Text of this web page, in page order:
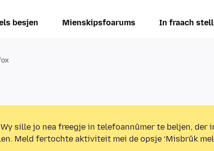
besjen Mienskipsfoarums In fraach
Wy sille jo nea freegje in telefoannûmer te beljen, der
Meld fertochte aktiviteit mei de opsje ‘Misbrûk